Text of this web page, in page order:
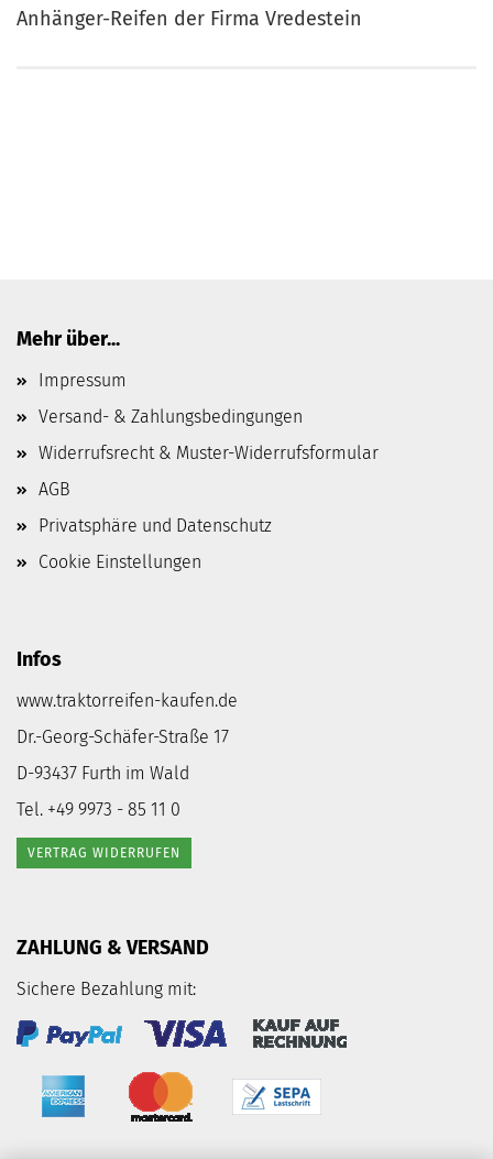
Anhänger-Reifen der Firma Vredestein
Mehr über...
Impressum
Versand- & Zahlungsbedingungen
Widerrufsrecht & Muster-Widerrufsformular
AGB
Privatsphäre und Datenschutz
Cookie Einstellungen
Infos
www.traktorreifen-kaufen.de
Dr.-Georg-Schäfer-Straße 17
D-93437 Furth im Wald
Tel. +49 9973 - 85 11 0
VERTRAG WIDERRUFEN
ZAHLUNG & VERSAND
Sichere Bezahlung mit: